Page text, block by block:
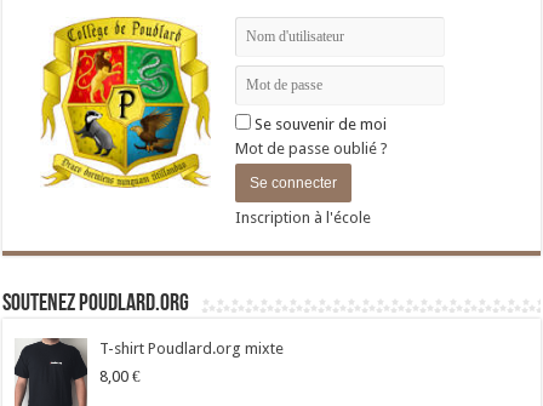
Se souvenir de moi
Mot de passe oublié ?
Inscription à l'école
Soutenez Poudlard.org
T-shirt Poudlard.org mixte
8,00 €